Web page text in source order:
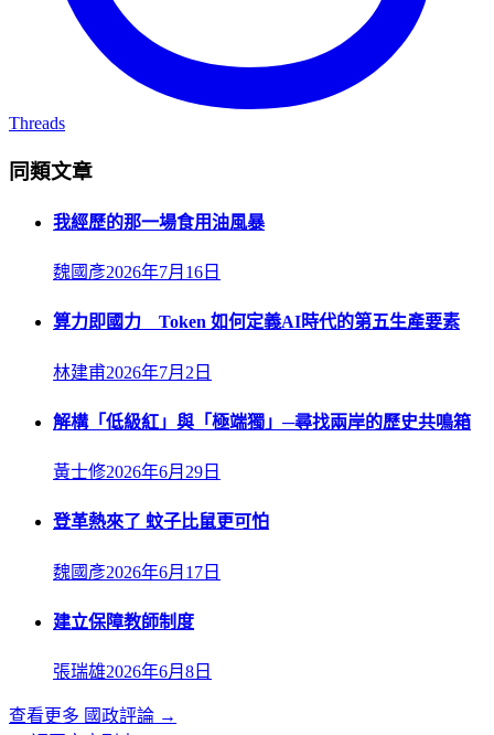
Threads
同類文章
我經歷的那一場食用油風暴
魏國彥2026年7月16日
算力即國力 Token 如何定義AI時代的第五生產要素
林建甫2026年7月2日
解構「低級紅」與「極端獨」─尋找兩岸的歷史共鳴箱
黃士修2026年6月29日
登革熱來了 蚊子比鼠更可怕
魏國彥2026年6月17日
建立保障教師制度
張瑞雄2026年6月8日
查看更多 國政評論 →